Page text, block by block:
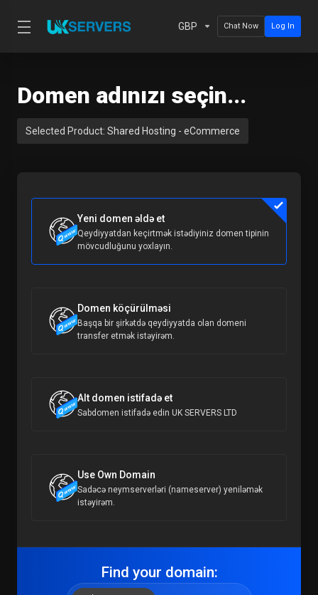
GBP Chat Now Log In
Domen adınızı seçin...
Selected Product: Shared Hosting - eCommerce
Yeni domen əldə et
Qeydiyyatdan keçirtmək istədiyiniz domen tipinin
mövcudluğunu yoxlayın.
Domen köçürülməsi
Başqa bir şirkətdə qeydiyyatda olan domeni
transfer etmək istəyirəm.
Alt domen istifadə et
Sabdomen istifadə edin UK SERVERS LTD
Use Own Domain
Sadəcə neymserverləri (nameserver) yeniləmək
istəyirəm.
Find your domain: